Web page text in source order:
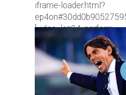
iframe-loader.html?
[video_laz24_perform
src=”//
Filippine, arrivano i primi
l’ex leggenda della
all’esordio in AFF Suzuki